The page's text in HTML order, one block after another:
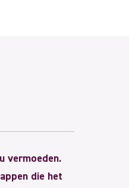
vermoeden.
die het